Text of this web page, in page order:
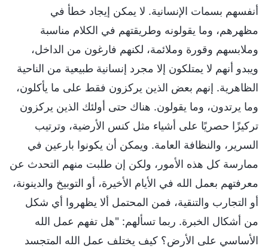
أنفسهم بسمات الإنسانية. لا يمكن إيجاد خطأ في
مظهرهم، وما يقولونه وطريقتهم في الكلام مناسبة
وملابسهم وقورة وملائمة، لكنهم فارغون من الداخل،
ويبدو أنهم لا يمتلكون إلا مجرد إنسانية طبيعية من الناحية
الظاهرية. إنهم بعض الذين يركزون فقط على ما يأكلون،
وما يرتدون، وما يقولون. هناك حتى أولئك الذين يركزون
تركيزًا حصريًا على أشياء مثل كنس الأرضية، وترتيب
السرير، والنظافة العامة. ويمكن أن يكونوا بارعين في
ممارسة كل هذه الأمور، ولكن إن طلبت منهم التحدث عن
معرفتهم بعمل الله في الأيام الأخيرة، أو التوبيخ والدينونة،
أو التجارب والتنقية، فمن المحتمل ألا يظهروا أي شكل
من أشكال الخبرة. ربما تسألهم: "هل تفهم عمل الله
الأساسي على الأرض؟ كيف يختلف عمل الله المتجسد